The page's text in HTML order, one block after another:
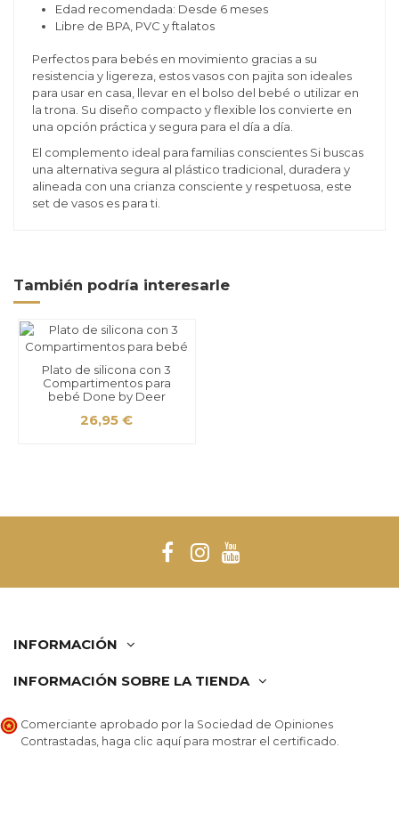
Edad recomendada: Desde 6 meses
Libre de BPA, PVC y ftalatos
Perfectos para bebés en movimiento gracias a su
resistencia y ligereza, estos vasos con pajita son ideales
para usar en casa, llevar en el bolso del bebé o utilizar en
la trona. Su diseño compacto y flexible los convierte en
una opción práctica y segura para el día a día.
El complemento ideal para familias conscientes Si buscas
una alternativa segura al plástico tradicional, duradera y
alineada con una crianza consciente y respetuosa, este
set de vasos es para ti.
También podría interesarle
Plato de silicona con 3
Compartimentos para
bebé Done by Deer
26,95 €
INFORMACIÓN
INFORMACIÓN SOBRE LA TIENDA
Comerciante aprobado por la Sociedad de Opiniones
Contrastadas, haga clic aquí para mostrar el certificado.